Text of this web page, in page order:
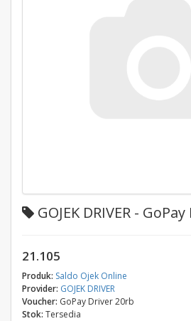
GOJEK DRIVER -
21.105
Produk: Saldo Ojek Online
Provider: GOJEK DRIVER
Voucher: GoPay Driver 20rb
Stok: Tersedia